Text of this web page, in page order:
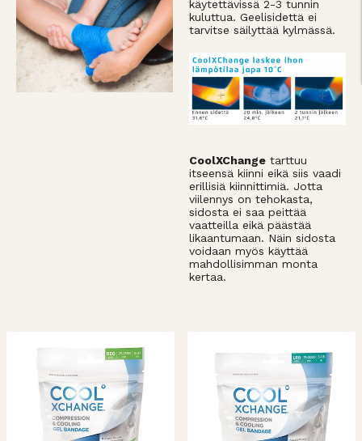
käytettävissä 2-3 tunnin
kuluttua. Geelisidettä ei
tarvitse säilyttää kylmässä.
CoolXChange tarttuu
itseensä kiinni eikä siis vaadi
erillisiä kiinnittimiä. Jotta
viilennys on tehokasta,
sidosta ei saa peittää
vaatteilla eikä päästää
likaantumaan. Näin sidosta
voidaan myös käyttää
mahdollisimman monta
kertaa.